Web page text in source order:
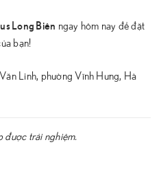
Long Biên ngay hôm nay để đặt
bạn!
Linh, phường Vĩnh Hưng, Hà
được trải nghiệm.